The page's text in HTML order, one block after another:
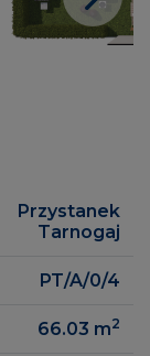
Przystanek
Tarnogaj
PT/A/0/4
66.03 m2